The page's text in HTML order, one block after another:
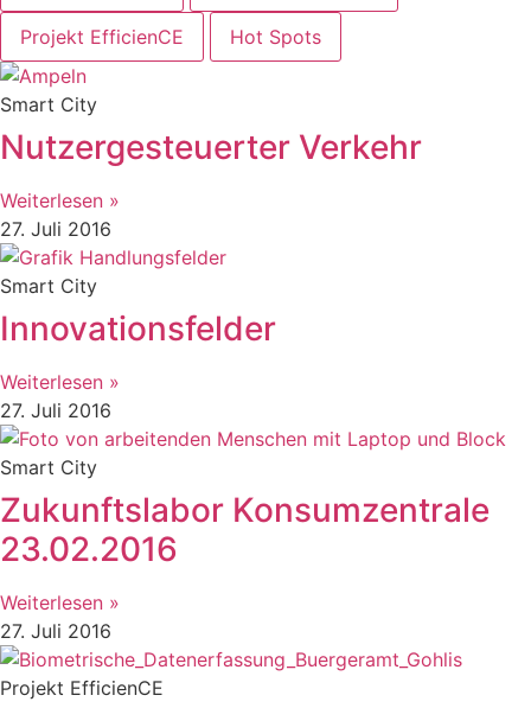
Projekt EfficienCE Hot Spots
Smart City
Nutzergesteuerter Verkehr
Weiterlesen »
27. Juli 2016
Smart City
Innovationsfelder
Weiterlesen »
27. Juli 2016
Smart City
Zukunftslabor Konsumzentrale
23.02.2016
Weiterlesen »
27. Juli 2016
Projekt EfficienCE